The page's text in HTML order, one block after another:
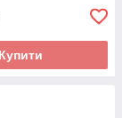
Купити